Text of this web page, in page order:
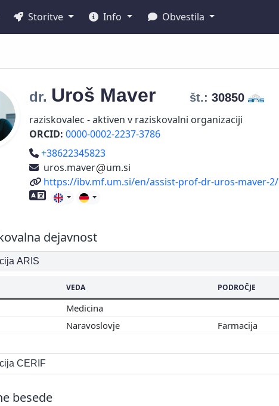
Storitve Info Obvestila
dr. Uroš Maver št.: 30850
raziskovalec - aktiven v raziskovalni organizaciji
ORCID: 0000-0002-2237-3786
Telefon
+38622345823
uros.maver
um.si
Spletni naslov
https://ibv.mf.um.si/en/assist-prof-dr-uros-maver-2/
Znanje tujih jezikov
dejavnost
ARIS
VEDA PODROČJE
Medicina
Naravoslovje Farmacija
CERIF
besede